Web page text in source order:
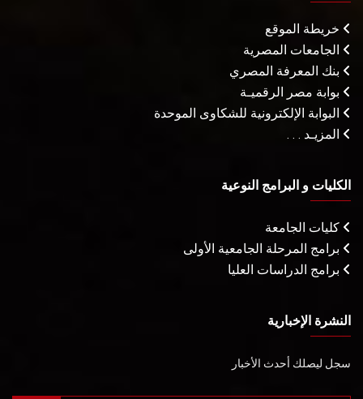
خريطة الموقع
الجامعات المصرية
بنك المعرفة المصري
بوابة مصر الرقميـة
البوابة الإلكترونية للشكاوى الموحدة
المزيـد . . .
الكليات و البرامج النوعية
كليات الجامعة
برامج المرحلة الجامعية الأولى
برامج الدراسات العليا
النشرة الإخبارية
سجل ليصلك أحدث الأخبار